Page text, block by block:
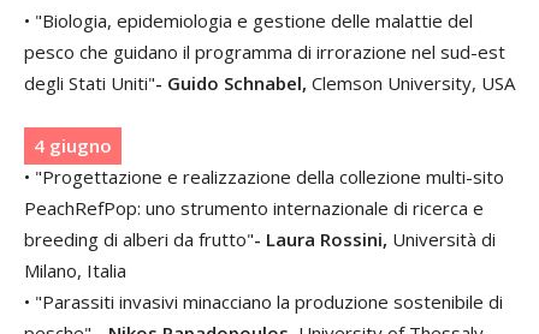
• "Biologia, epidemiologia e gestione delle malattie del
pesco che guidano il programma di irrorazione nel sud-est
degli Stati Uniti"- Guido Schnabel, Clemson University, USA
4 giugno
• "Progettazione e realizzazione della collezione multi-sito
PeachRefPop: uno strumento internazionale di ricerca e
breeding di alberi da frutto"- Laura Rossini, Università di
Milano, Italia
• "Parassiti invasivi minacciano la produzione sostenibile di